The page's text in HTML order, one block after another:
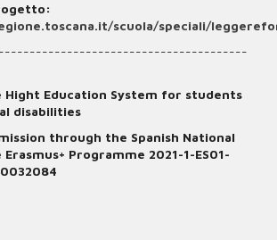
scuola/speciali/
Hight Education System for students
disabilities
through the Spanish National
Programme 2021-1-ES01-